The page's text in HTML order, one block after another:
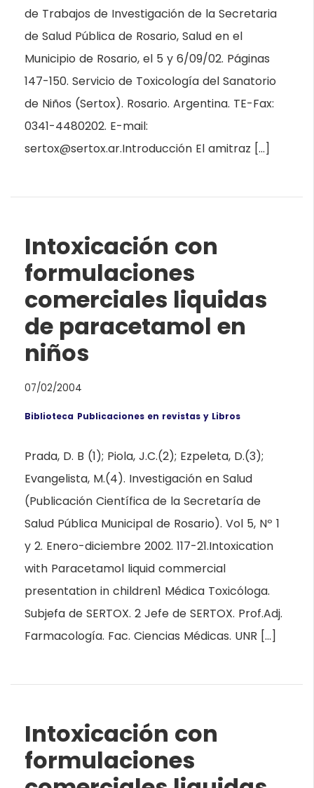
de Trabajos de Investigación de la Secretaria
de Salud Pública de Rosario, Salud en el
Municipio de Rosario, el 5 y 6/09/02. Páginas
147-150. Servicio de Toxicología del Sanatorio
de Niños (Sertox). Rosario. Argentina. TE-Fax:
0341-4480202. E-mail:
sertox@sertox.ar.Introducción El amitraz […]
Intoxicación con
formulaciones
comerciales liquidas
de paracetamol en
niños
07/02/2004
Biblioteca Publicaciones en revistas y Libros
Prada, D. B (1); Piola, J.C.(2); Ezpeleta, D.(3);
Evangelista, M.(4). Investigación en Salud
(Publicación Científica de la Secretaría de
Salud Pública Municipal de Rosario). Vol 5, Nº 1
y 2. Enero-diciembre 2002. 117-21.Intoxication
with Paracetamol liquid commercial
presentation in children1 Médica Toxicóloga.
Subjefa de SERTOX. 2 Jefe de SERTOX. Prof.Adj.
Farmacología. Fac. Ciencias Médicas. UNR […]
Intoxicación con
formulaciones